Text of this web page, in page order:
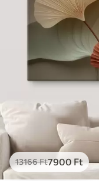
13166Ft7900Ft